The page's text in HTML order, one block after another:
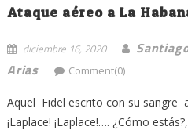
Ataque aéreo a La
diciembre 16, 2020
Arias
Comment(0)
Aquel Fidel escrito con su sangre
¡Laplace! ¡Laplace!…. ¿Cómo